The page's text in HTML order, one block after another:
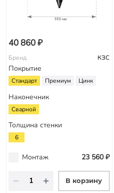
40 860 ₽
Бренд КЗС
Покрытие
Стандарт Премиум Цинк
Наконечник
Сварной
Толщина стенки
6
Монтаж 23 560 ₽
В корзину